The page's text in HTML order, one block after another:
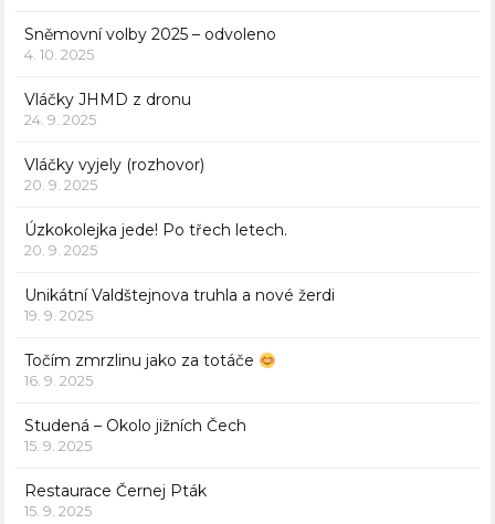
Sněmovní volby 2025 – odvoleno
4. 10. 2025
Vláčky JHMD z dronu
24. 9. 2025
Vláčky vyjely (rozhovor)
20. 9. 2025
Úzkokolejka jede! Po třech letech.
20. 9. 2025
Unikátní Valdštejnova truhla a nové žerdi
19. 9. 2025
Točím zmrzlinu jako za totáče
16. 9. 2025
Studená – Okolo jižních Čech
15. 9. 2025
Restaurace Černej Pták
15. 9. 2025